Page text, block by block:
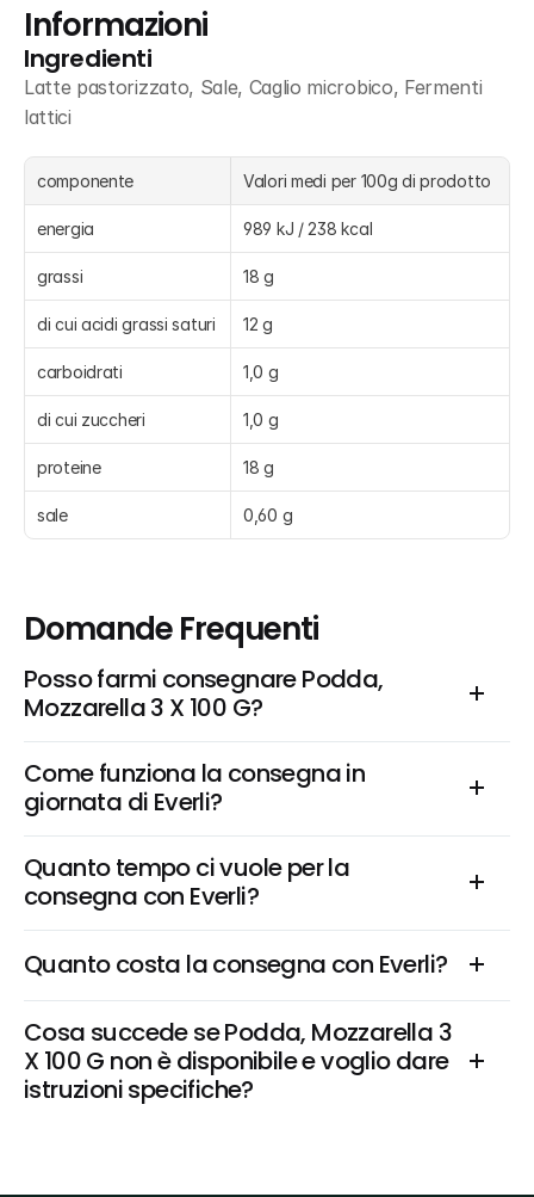
Informazioni
Ingredienti
Latte pastorizzato, Sale, Caglio microbico, Fermenti
lattici
componente Valori medi per 100g di prodotto
energia 989 kJ / 238 kcal
grassi 18 g
di cui acidi grassi saturi 12 g
carboidrati 1,0 g
di cui zuccheri 1,0 g
proteine 18 g
sale 0,60 g
Domande Frequenti
Posso farmi consegnare Podda,
Mozzarella 3 X 100 G?
Come funziona la consegna in
giornata di Everli?
Quanto tempo ci vuole per la
consegna con Everli?
Quanto costa la consegna con Everli?
Cosa succede se Podda, Mozzarella 3
X 100 G non è disponibile e voglio dare
istruzioni specifiche?